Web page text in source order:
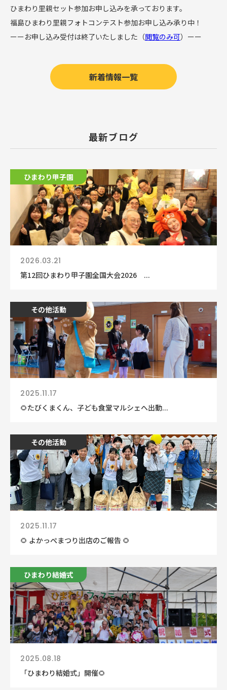
ひまわり里親セット参加お申し込みを承っております。
福島ひまわり里親フォトコンテスト参加お申し込み承り中！
ーーお申し込み受付は終了いたしました（閲覧のみ可）ーー
新着情報一覧
最新ブログ
ひまわり甲子園
2026.03.21
第12回ひまわり甲子園全国大会2026 ...
その他活動
2025.11.17
🌻たびくまくん、子ども食堂マルシェへ出動...
その他活動
2025.11.17
🌻 よかっぺまつり出店のご報告 🌻
ひまわり結婚式
2025.08.18
「ひまわり結婚式」開催🌻